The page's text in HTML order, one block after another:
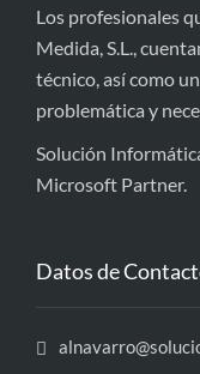
Los profesionales
Medida, S.L.,
técnico, así como
problemática y
Solución
Microsoft Partner.
Datos de